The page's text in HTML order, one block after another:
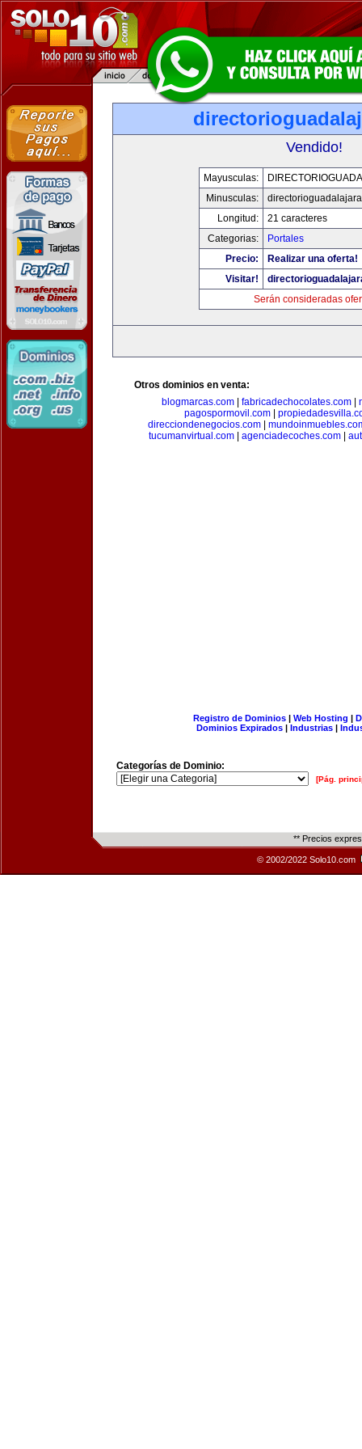
Vendido!
Mayusculas:
Minusculas:
Longitud:
21 caracteres
Categorias:
Portales
Precio:
Realizar una oferta!
Visitar!
Serán consideradas
Otros dominios en venta:
blogmarcas.com
fabricadechocolates.com
pagospormovil.com
direcciondenegocios.com
tucumanvirtual.com| agenciadecoches.com|
Registro de Dominios| Web Hosting |
Dominios Expirados | Industrias |
Categorías de Dominio:
[Pág.
** Precios
© 2002/2022 Solo10.com